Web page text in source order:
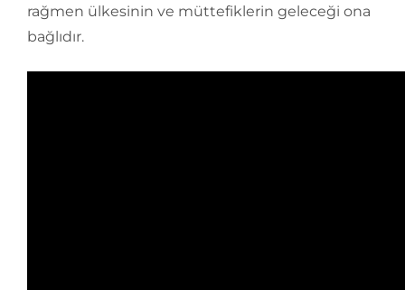
rağmen ülkesinin ve müttefiklerin geleceği ona
bağlıdır.